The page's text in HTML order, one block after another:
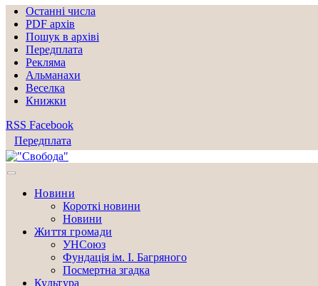
Останні числа
PDF архів
Пошук в архіві
Передплата
Рекляма
Альманахи
Веселка
Книжки
RSS Facebook
Передплата
Новини
Короткі новини
Новини
Життя громади
УНСоюз
Фундація ім. І. Багряного
Посмертна згадка
Культура